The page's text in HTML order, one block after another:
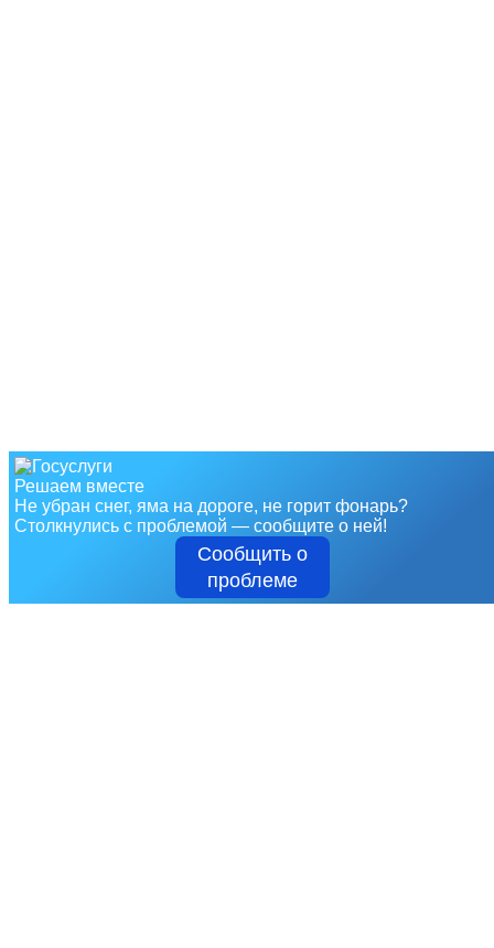
Решаем вместе
Не убран снег, яма на дороге, не горит фонарь?
Столкнулись с проблемой — сообщите о ней!
Сообщить о
проблеме